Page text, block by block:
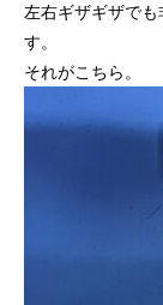
左右ギザギザで
す。
それがこちら。